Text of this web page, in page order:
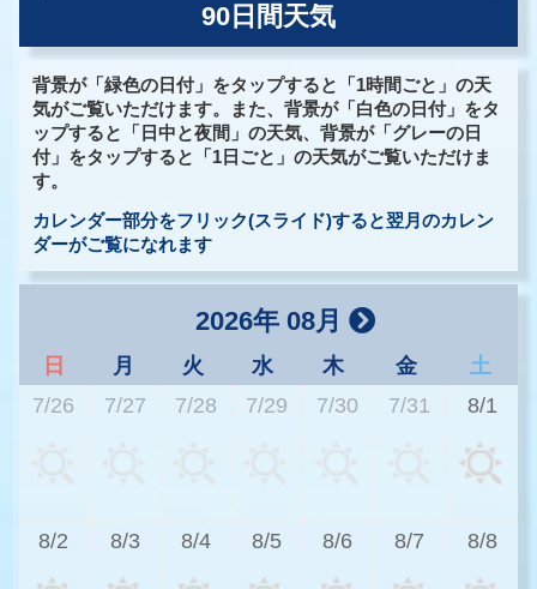
90日間天気
背景が「緑色の日付」をタップすると「1時間ごと」の天
気がご覧いただけます。また、背景が「白色の日付」をタ
ップすると「日中と夜間」の天気、背景が「グレーの日
付」をタップすると「1日ごと」の天気がご覧いただけま
す。
カレンダー部分をフリック(スライド)すると翌月のカレン
ダーがご覧になれます
2026年 08月
日 月 火 水 木 金
土
7/26
7/27 7/28 7/29 7/30 7/31 8/1
8/2 8/3 8/4 8/5 8/6 8/7 8/8